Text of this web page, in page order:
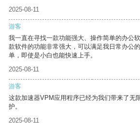
2025-08-11
游客
我一直在寻找一款功能强大、操作简单的办公
款软件的功能非常强大，可以满足我日常办公
单，即使是小白也能快速上手。
2025-08-11
游客
这款加速器VPM应用程序已经为我们带来了无
护。
2025-08-11